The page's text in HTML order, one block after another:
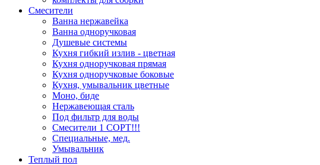
Смесители
Ванна нержавейка
Ванна одноручковая
Душевые системы
Кухня гибкий излив - цветная
Кухня одноручковая прямая
Кухня одноручковые боковые
Кухня, умывальник цветные
Моно, биде
Нержавеющая сталь
Под фильтр для воды
Смесители 1 СОРТ!!!
Специальные, мед.
Умывальник
Теплый пол